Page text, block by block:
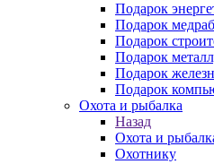
Подарок
Подарок
Подарок
Подарок
Подарок
Подарок
Охота и рыбалка
Назад
Охота и
Охотнику